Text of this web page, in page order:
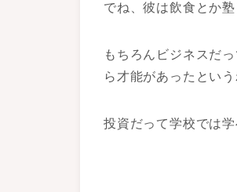
でね、彼は飲食とか
もちろんビジネスだ
ら才能があったとい
投資だって学校では